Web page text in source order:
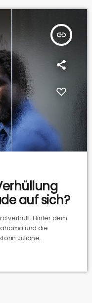
hört ihr im
insert_link
auf sich?
verhüllt. Hinter dem
und die
Juliane
Ibrahim